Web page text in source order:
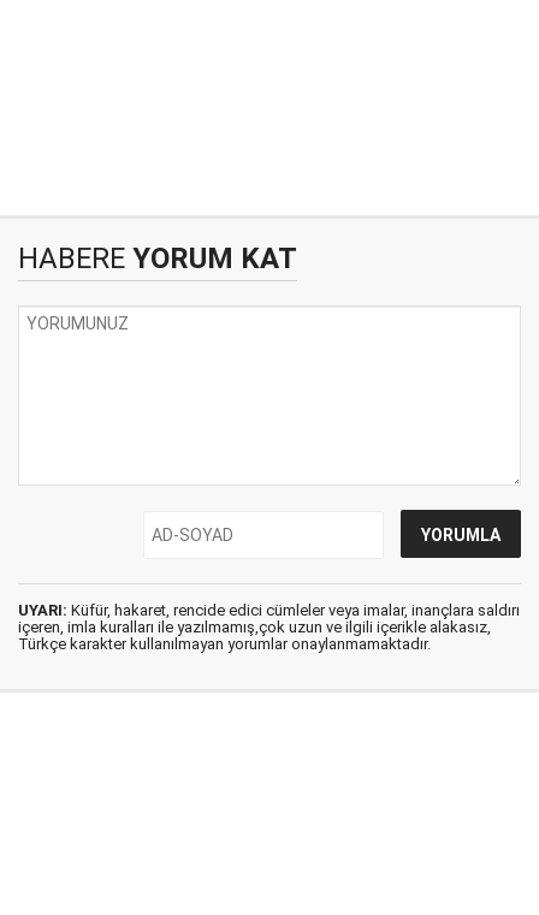
HABERE YORUM KAT
UYARI: Küfür, hakaret, rencide edici cümleler veya imalar, inançlara saldırı
içeren, imla kuralları ile yazılmamış,çok uzun ve ilgili içerikle alakasız,
Türkçe karakter kullanılmayan yorumlar onaylanmamaktadır.